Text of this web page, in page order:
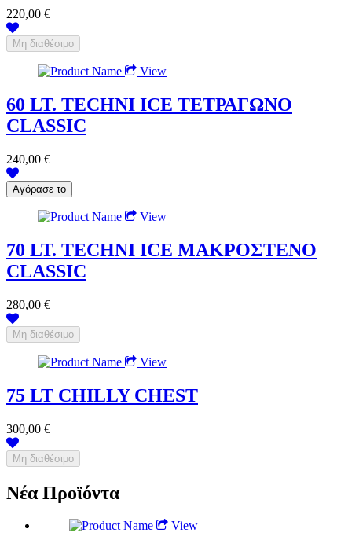
220,00 €
View
60 LT. TECHNI ICE ΤΕΤΡΑΓΩΝΟ
CLASSIC
240,00 €
View
70 LT. TECHNI ICE ΜΑΚΡΟΣΤΕΝΟ
CLASSIC
280,00 €
View
75 LT CHILLY CHEST
300,00 €
Νέα Προϊόντα
View